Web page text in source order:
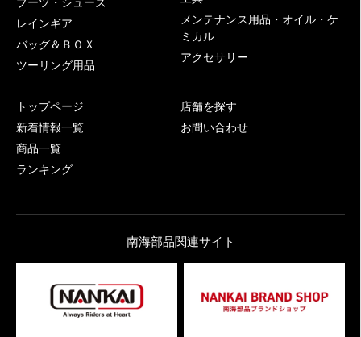
ブーツ・シューズ
レインギア
バッグ＆ＢＯＸ
ツーリング用品
メンテナンス用品・オイル・ケ
ミカル
アクセサリー
トップページ
新着情報一覧
商品一覧
ランキング
店舗を探す
お問い合わせ
南海部品関連サイト